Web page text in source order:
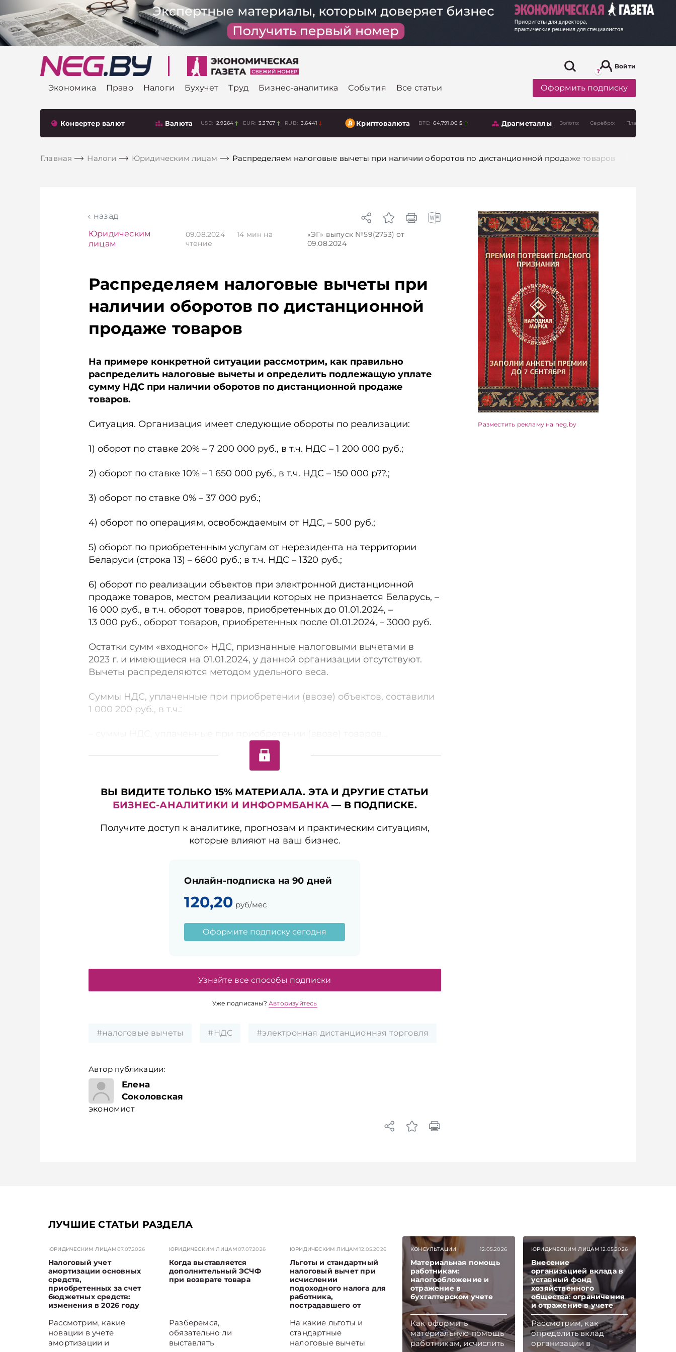
Войти
Экономика Право Налоги Бухучет Труд Бизнес-аналитика События Все статьи Оформить подписку
Конвертер валют Валюта USD: 2.9264 EUR: 3.3767 RUB: 3.6441 Криптовалюта BTC: 64,791.00 $ Драгметаллы Золото: Серебро: Платина:
Главная Налоги Юридическим лицам Распределяем налоговые вычеты при наличии оборотов по дистанционной продаже товаров
назад
Юридическим
лицам
09.08.2024 14 мин на
чтение
«ЭГ» выпуск №59(2753) от
09.08.2024
Распределяем налоговые вычеты при
наличии оборотов по дистанционной
продаже товаров
На примере конкретной ситуации рассмотрим, как правильно
распределить налоговые вычеты и определить подлежащую уплате
сумму НДС при наличии оборотов по дистанционной продаже
товаров.
Ситуация. Организация имеет следующие обороты по реализации:
1) оборот по ставке 20% – 7 200 000 руб., в т.ч. НДС – 1 200 000 руб.;
2) оборот по ставке 10% – 1 650 000 руб., в т.ч. НДС – 150 000 р??.;
3) оборот по ставке 0% – 37 000 руб.;
4) оборот по операциям, освобождаемым от НДС, – 500 руб.;
5) оборот по приобретенным услугам от нерезидента на территории
Беларуси (строка 13) – 6600 руб.; в т.ч. НДС – 1320 руб.;
6) оборот по реализации объектов при электронной дистанционной
продаже товаров, местом реализации которых не признается Беларусь, –
16 000 руб., в т.ч. оборот товаров, приобретенных до 01.01.2024, –
13 000 руб., оборот товаров, приобретенных после 01.01.2024, – 3000 руб.
Остатки сумм «входного» НДС, признанные налоговыми вычетами в
2023 г. и имеющиеся на 01.01.2024, у данной организации отсутствуют.
Вычеты распределяются методом удельного веса.
Суммы НДС, уплаченные при приобретении (ввозе) объектов, составили
1 000 200 руб., в т.ч.:
ВЫ ВИДИТЕ ТОЛЬКО 15% МАТЕРИАЛА. ЭТА И ДРУГИЕ СТАТЬИ
БИЗНЕС-АНАЛИТИКИ И ИНФОРМБАНКА— В ПОДПИСКЕ.
Получите доступ к аналитике, прогнозам и практическим ситуациям,
которые влияют на ваш бизнес.
Онлайн-подписка на 90 дней
120,20 руб/мес
Оформите подписку сегодня
Узнайте все способы подписки
Уже подписаны?Авторизуйтесь
#налоговые вычеты #НДС #электронная дистанционная торговля
Автор публикации:
экономист
Елена
Соколовская
экономист
Разместить рекламу на neg.by
ЛУЧШИЕ СТАТЬИ РАЗДЕЛА
ЮРИДИЧЕСКИМ ЛИЦАМ07.07.2026
Налоговый учет
амортизации основных
средств,
приобретенных за счет
бюджетных средств:
изменения в 2026 году
Рассмотрим, какие
новации в учете
амортизации и
ЮРИДИЧЕСКИМ ЛИЦАМ07.07.2026
Когда выставляется
дополнительный ЭСЧФ
при возврате товара
Разберемся,
обязательно ли
выставлять
ЮРИДИЧЕСКИМ ЛИЦАМ 12.05.2026
Льготы и стандартный
налоговый вычет при
исчислении
подоходного налога для
работника,
пострадавшего от
Чернобыльской АЭС
На какие льготы и
стандартные
налоговые вычеты
КОНСУЛЬТАЦИИ 12.05.2026
Материальная помощь
работникам:
налогообложение и
отражение в
бухгалтерском учете
Как оформить
материальную помощь
работникам, исчислить
ЮРИДИЧЕСКИМ ЛИЦАМ 12.05.2026
Внесение
организацией вклада в
уставный фонд
хозяйственного
общества: ограничения
и отражение в учете
Рассмотрим, как
определить вклад
организации в